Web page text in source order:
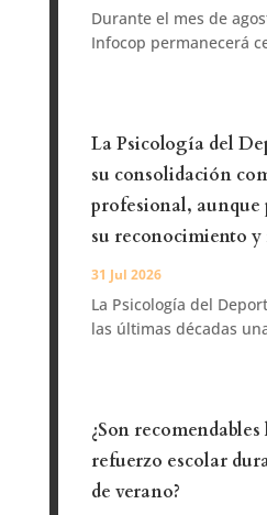
Durante el mes de
Infocop permanecerá
La Psicología del
su consolidación
profesional, aunque
su reconocimiento
31 Jul 2026
La Psicología del
las últimas décadas
¿Son
refuerzo escolar
de verano?